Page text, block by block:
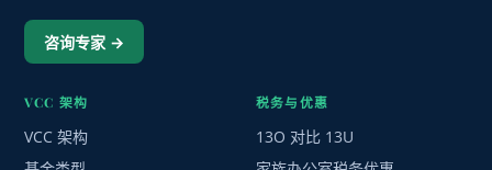
咨询专家 →
VCC 架构
VCC 架构
税务与优惠
13O 对比 13U